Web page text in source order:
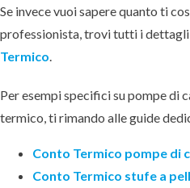
Se invece vuoi sapere quanto ti
professionista, trovi tutti i dettagli
Termico
Per esempi specifici su pompe di
termico, ti rimando alle guide
Conto Termico pompe di
Conto Termico stufe a